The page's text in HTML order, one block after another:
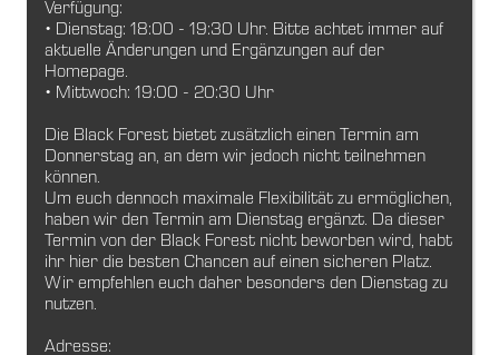
Verfügung:
• Dienstag: 18:00 - 19:30 Uhr. Bitte achtet immer auf
aktuelle Änderungen und Ergänzungen auf der
Homepage.
• Mittwoch: 19:00 - 20:30 Uhr
Die Black Forest bietet zusätzlich einen Termin am
Donnerstag an, an dem wir jedoch nicht teilnehmen
können.
Um euch dennoch maximale Flexibilität zu ermöglichen,
haben wir den Termin am Dienstag ergänzt. Da dieser
Termin von der Black Forest nicht beworben wird, habt
ihr hier die besten Chancen auf einen sicheren Platz.
Wir empfehlen euch daher besonders den Dienstag zu
nutzen.
Adresse: